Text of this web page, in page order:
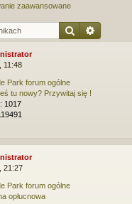
zaawansowane
Szukaj
11:48
Park forum ogólne
tu nowy? Przywitaj się !
1017
21:27
Park forum ogólne
opłucnowa